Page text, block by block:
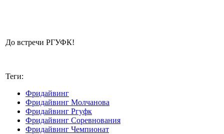
До встречи РГУФК!
Теги:
Фридайвинг
Фридайвинг Молчанова
Фридайвинг Ргуфк
Фридайвинг Соревнования
Фридайвинг Чемпионат